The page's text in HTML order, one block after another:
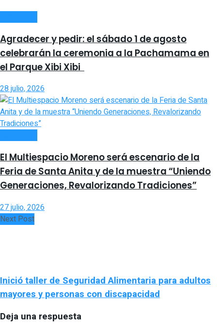
Agradecer y pedir: el sábado 1 de agosto
celebrarán la ceremonia a la Pachamama en
el Parque Xibi Xibi
28 julio, 2026
El Multiespacio Moreno será escenario de la
Feria de Santa Anita y de la muestra “Uniendo
Generaciones, Revalorizando Tradiciones”
27 julio, 2026
Next Post
Inició taller de Seguridad Alimentaria para adultos
mayores y personas con discapacidad
Deja una respuesta